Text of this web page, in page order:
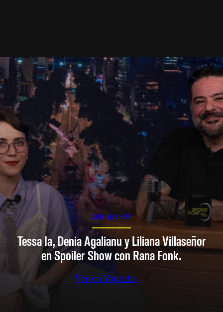
SPOILER SHOW
Tessa Ia, Denia Agalianu y Liliana Villaseñor
en Spoiler Show con Rana Fonk.
Ver en Youtube